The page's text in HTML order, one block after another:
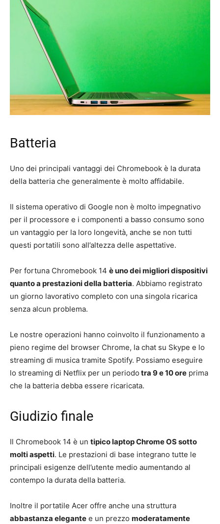
Batteria
Uno dei principali vantaggi dei Chromebook è la durata
della batteria che generalmente è molto affidabile.
Il sistema operativo di Google non è molto impegnativo
per il processore e i componenti a basso consumo sono
un vantaggio per la loro longevità, anche se non tutti
questi portatili sono all’altezza delle aspettative.
Per fortuna Chromebook 14 è uno dei migliori dispositivi
quanto a prestazioni della batteria. Abbiamo registrato
un giorno lavorativo completo con una singola ricarica
senza alcun problema.
Le nostre operazioni hanno coinvolto il funzionamento a
pieno regime del browser Chrome, la chat su Skype e lo
streaming di musica tramite Spotify. Possiamo eseguire
lo streaming di Netflix per un periodo tra 9 e 10 ore prima
che la batteria debba essere ricaricata.
Giudizio finale
Il Chromebook 14 è un tipico laptop Chrome OS sotto
molti aspetti. Le prestazioni di base integrano tutte le
principali esigenze dell’utente medio aumentando al
contempo la durata della batteria.
Inoltre il portatile Acer offre anche una struttura
abbastanza elegante e un prezzo moderatamente